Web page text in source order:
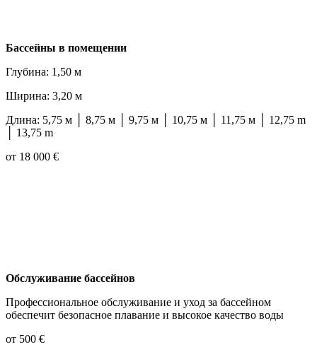
Бассейны в помещении
Глубина: 1,50 м
Ширина: 3,20 м
Длина: 5,75 м │ 8,75 м │ 9,75 м │ 10,75 м │ 11,75 м │ 12,75 m
│ 13,75 m
от 18 000 €
Обслуживание бассейнов
Профессиональное обслуживание и уход за бассейном
обеспечит безопасное плавание и высокое качество воды
от 500 €